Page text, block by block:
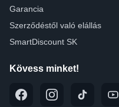
Garancia
Szerződéstől való elállás
SmartDiscount SK
Kövess minket!